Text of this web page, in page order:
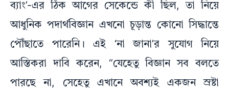
ব্যাং’-এর ঠিক আগের সেকেন্ডে কী ছিল, তা নিয়ে
আধুনিক পদার্থবিজ্ঞান এখনো চূড়ান্ত কোনো সিদ্ধান্তে
পৌঁছাতে পারেনি। এই ‘না জানা’র সুযোগ নিয়ে
আস্তিকরা দাবি করেন, “যেহেতু বিজ্ঞান সব বলতে
পারছে না, সেহেতু এখানে অবশ্যই একজন স্রষ্টা